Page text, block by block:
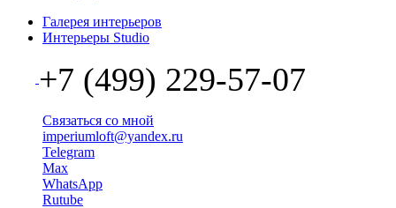
Галерея интерьеров
Интерьеры Studio
+7 (499) 229-57-07
Связаться со мной
imperiumloft@yandex.ru
Telegram
Max
WhatsApp
Rutube